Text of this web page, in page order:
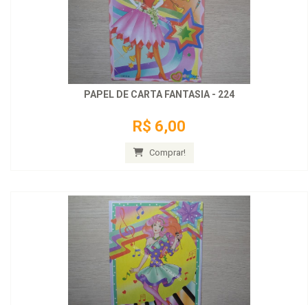
PAPEL DE CARTA FANTASIA - 224
R$ 6,00
Comprar!